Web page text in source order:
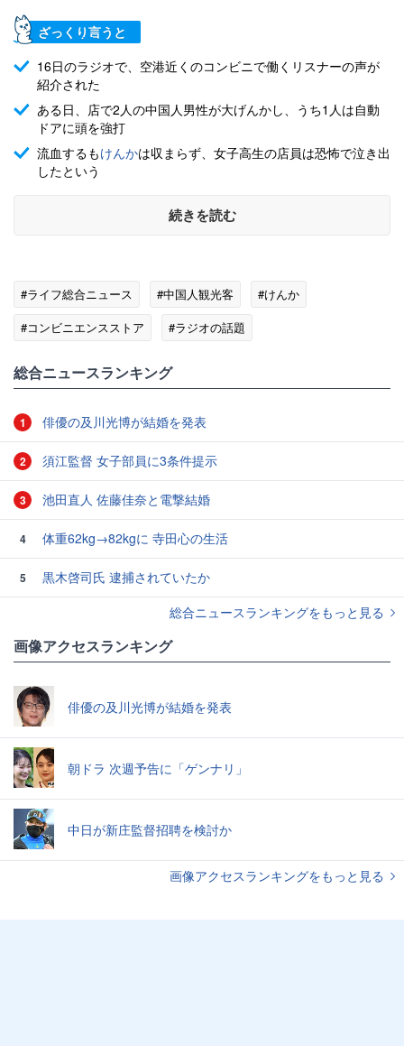
ざっくり言うと
16日のラジオで、空港近くのコンビニで働くリスナーの声が
紹介された
ある日、店で2人の中国人男性が大げんかし、うち1人は自動
ドアに頭を強打
流血するもけんかは収まらず、女子高生の店員は恐怖で泣き出
したという
続きを読む
#ライフ総合ニュース #中国人観光客
#けんか
#コンビニエンスストア
#ラジオの話題
総合ニュースランキング
1 俳優の及川光博が結婚を発表
2 須江監督 女子部員に3条件提示
3 池田直人 佐藤佳奈と電撃結婚
4 体重62kg→82kgに 寺田心の生活
5
黒木啓司氏 逮捕されていたか
総合ニュースランキングをもっと見る
画像アクセスランキング
俳優の及川光博が結婚を発表
朝ドラ 次週予告に「ゲンナリ」
中日が新庄監督招聘を検討か
画像アクセスランキングをもっと見る